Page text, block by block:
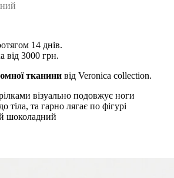
14 днів.
від 3000 грн.
тканини від Veronica collection.
візуально подовжує ноги
тіла, та гарно лягає по фігурі
шоколадний